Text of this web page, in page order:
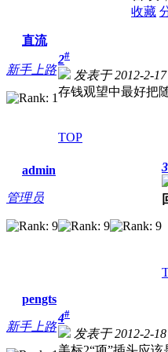
收藏
直流
新手上路
2#
发表于 2012-2-
存钱观望中最好把
TOP
admin
管理员
3
pengts
新手上路
4#
发表于 2012-2-